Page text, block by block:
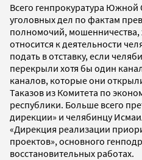
Всего генпрокуратура Южной
уголовных дел по фактам
полномочий, мошенничества,
относится к деятельности
подать в отставку, если
перекрыли хотя бы один
каналов, которые они
Таказов из Комитета по
республики. Больше всего
дирекции» и челябинцу
«Дирекция реализации
проектов», основного
восстановительных работах.